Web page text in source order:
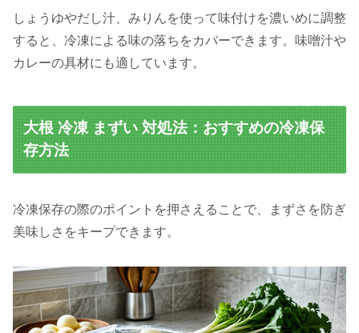
しょうゆやだし汁、みりんを使って味付けを濃いめに調整
すると、冷凍による味の落ちをカバーできます。味噌汁や
カレーの具材にも適しています。
大根 冷凍 まずい 対処法：おすすめの冷凍保
存方法
冷凍保存の際のポイントを押さえることで、まずさを防ぎ
美味しさをキープできます。